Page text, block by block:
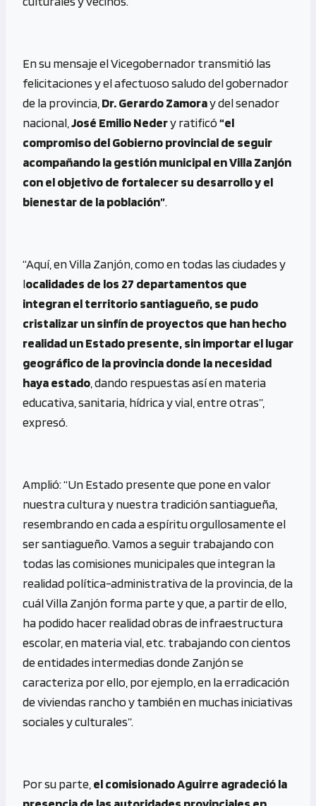
En su mensaje el Vicegobernador transmitió las
felicitaciones y el afectuoso saludo del gobernador
de la provincia, Dr. GerardoZamoray del senador
nacional, José Emilio Nedery ratificó“el
compromiso del Gobierno provincial de seguir
acompañando la gestión municipal en Villa Zanjón
con el objetivo de fortalecer su desarrollo y el
bienestar de la población”.
“Aquí, en Villa Zanjón, como en todas las ciudades y
localidades de los 27 departamentos que
integran el territorio santiagueño,se pudo
cristalizar un sinfín de proyectos que han hecho
realidad un Estado presente, sin importar el lugar
geográfico de la provincia donde la necesidad
haya estado , dando respuestas así en materia
educativa, sanitaria, hídrica y vial, entre otras”,
expresó.
Amplió: “Un Estado presente que pone en valor
nuestra cultura y nuestra tradición santiagueña,
resembrando en cada a espíritu orgullosamente el
ser santiagueño. Vamos a seguir trabajando con
todas las comisiones municipales que integran la
realidad política-administrativa de la provincia, de la
cuál Villa Zanjón forma parte y que, a partir de ello,
ha podido hacer realidad obras de infraestructura
escolar, en materia vial, etc. trabajando con cientos
de entidades intermedias donde Zanjón se
caracteriza por ello, por ejemplo, en la erradicación
de viviendas rancho y también en muchas iniciativas
sociales y culturales”.
Por su parte, el comisionado Aguirre agradeció la